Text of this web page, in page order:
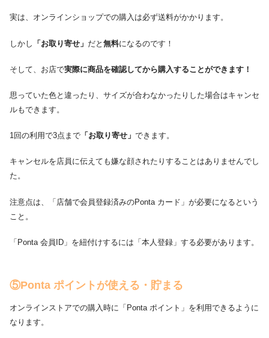
実は、オンラインショップでの購入は必ず送料がかかります。
しかし 「お取り寄せ」 だと 無料になるのです！
そして、お店で実際に商品を確認してから購入することができます！
思っていた色と違ったり、サイズが合わなかったりした場合はキャンセ
ルもできます。
1回の利用で3点まで 「お取り寄せ」 できます。
キャンセルを店員に伝えても嫌な顔されたりすることはありませんでし
た。
注意点は、「店舗で会員登録済みのPonta カード」が必要になるという
こと。
「Ponta 会員ID」を紐付けするには「本人登録」する必要があります。
⑤Ponta ポイントが使える・貯まる
オンラインストアでの購入時に「Ponta ポイント」を利用できるように
なります。